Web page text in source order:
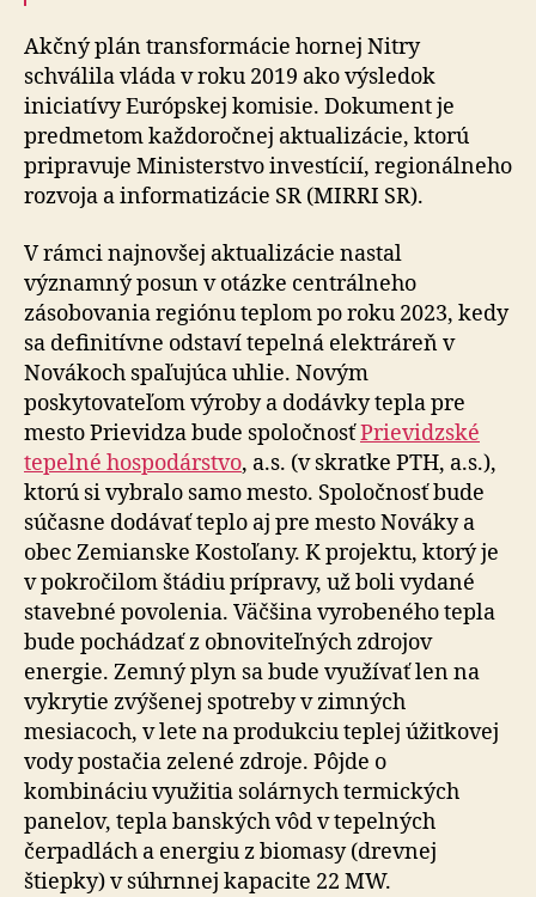
Akčný plán transformácie hornej Nitry
schválila vláda v roku 2019 ako výsledok
iniciatívy Európskej komisie. Dokument je
predmetom každoročnej aktualizácie, ktorú
pripravuje Ministerstvo investícií, regionálneho
rozvoja a informatizácie SR (MIRRI SR).
V rámci najnovšej aktualizácie nastal
významný posun v otázke centrálneho
zásobovania regiónu teplom po roku 2023, kedy
sa definitívne odstaví tepelná elektráreň v
Novákoch spaľujúca uhlie. Novým
poskytovateľom výroby a dodávky tepla pre
mesto Prievidza bude spoločnosťPrievidzské
tepelné hospodárstvo, a.s. (v skratke PTH, a.s.),
ktorú si vybralo samo mesto. Spoločnosť bude
súčasne dodávať teplo aj pre mesto Nováky a
obec Zemianske Kostoľany. K projektu, ktorý je
v pokročilom štádiu prípravy, už boli vydané
stavebné povolenia. Väčšina vyrobeného tepla
bude pochádzať z obnoviteľných zdrojov
energie. Zemný plyn sa bude využívať len na
vykrytie zvýšenej spotreby v zimných
mesiacoch, v lete na produkciu teplej úžitkovej
vody postačia zelené zdroje. Pôjde o
kombináciu využitia solárnych termických
panelov, tepla banských vôd v tepelných
čerpadlách a energiu z biomasy (drevnej
štiepky) v súhrnnej kapacite 22 MW.